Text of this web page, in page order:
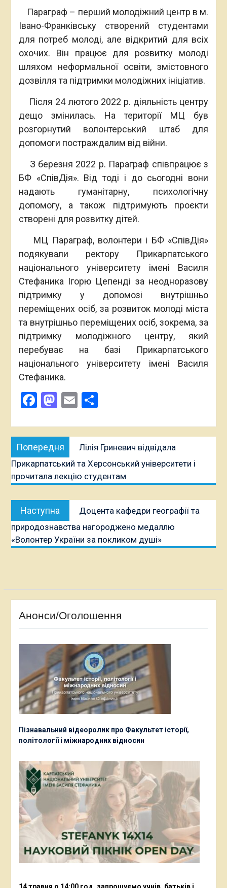
Параграф – перший молодіжний центр в м.
Івано-Франківську створений студентами
для потреб молоді, але відкритий для всіх
охочих. Він працює для розвитку молоді
шляхом неформальної освіти, змістовного
дозвілля та підтримки молодіжних ініціатив.
Після 24 лютого 2022 р. діяльність центру
дещо змінилась. На території МЦ був
розгорнутий волонтерський штаб для
допомоги постраждалим від війни.
З березня 2022 р. Параграф співпрацює з
БФ «СпівДія». Від тоді і до сьогодні вони
надають гуманітарну, психологічну
допомогу, а також підтримують проєкти
створені для розвитку дітей.
МЦ Параграф, волонтери і БФ «СпівДія»
подякували ректору Прикарпатського
національного університету імені Василя
Стефаника Ігорю Цепенді за неодноразову
підтримку у допомозі внутрішньо
переміщених осіб, за розвиток молоді міста
та внутрішньо переміщених осіб, зокрема, за
підтримку молодіжного центру, який
перебуває на базі Прикарпатського
національного університету імені Василя
Стефаника.
Facebook
Mastodon
EmailПоділитися
Навігація
записів
Попередня
публікація:
Лілія Гриневич відвідала
Прикарпатський та Херсонський університети і
прочитала лекцію студентам
Наступна
публікація:
Доцента кафедри географії та
природознавства нагороджено медаллю
«Волонтер України за покликом душі»
Анонси/Оголошення
Пізнавальний відеоролик про Факультет історії,
політології і міжнародних відносин